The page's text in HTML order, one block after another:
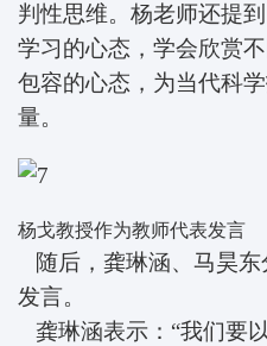
判性思维。杨老师还提
学习的心态，学会欣赏
包容的心态，为当代科
量。
杨戈教授作为教师代表发言
随后，龚琳涵、马昊
发言。
龚琳涵表示：“我们要